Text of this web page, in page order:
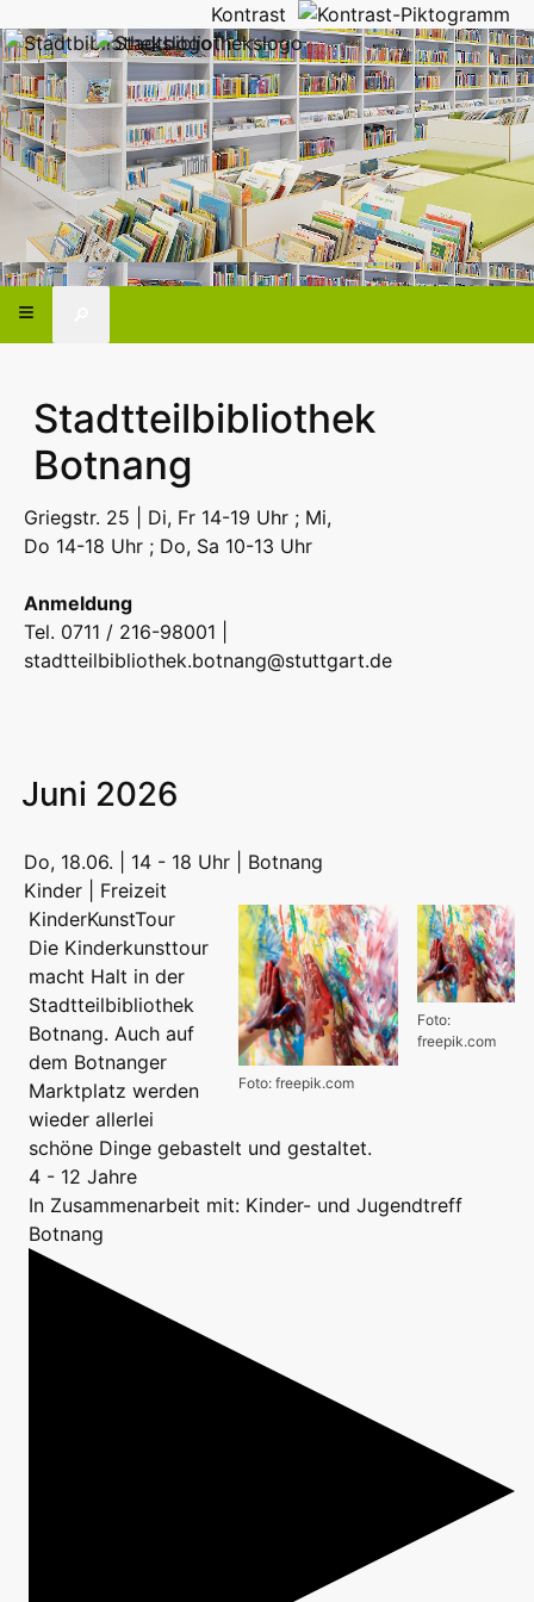
Kontrast
Stadtteilbibliothek
Botnang
Griegstr. 25 | Di, Fr 14-19 Uhr ; Mi,
Do 14-18 Uhr ; Do, Sa 10-13 Uhr
Anmeldung
Tel. 0711 / 216-98001 |
stadtteilbibliothek.botnang@stuttgart.de
Juni 2026
Do, 18.06. | 14 - 18 Uhr | Botnang
Kinder | Freizeit
Foto:
freepik.com
Foto: freepik.com
KinderKunstTour
Die Kinderkunsttour
macht Halt in der
Stadtteilbibliothek
Botnang. Auch auf
dem Botnanger
Marktplatz werden
wieder allerlei
schöne Dinge gebastelt und gestaltet.
4 - 12 Jahre
In Zusammenarbeit mit: Kinder- und Jugendtreff
Botnang